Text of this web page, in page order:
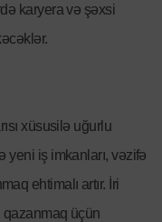
karyera və şəxsi
xüsusilə uğurlu
yeni iş imkanları, vəzifə
ehtimalı artır. İri
qazanmaq üçün